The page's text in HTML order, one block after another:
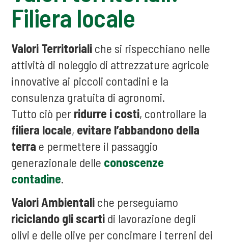
Filiera locale
Valori Territoriali che si rispecchiano nelle
attività di noleggio di attrezzature agricole
innovative ai piccoli contadini e la
consulenza gratuita di agronomi.
Tutto ciò per ridurre i costi, controllare la
filiera locale, evitare l’abbandono della
terra e permettere il passaggio
generazionale delle conoscenze
contadine.
Valori Ambientali che perseguiamo
riciclando gli scarti di lavorazione degli
olivi e delle olive per concimare i terreni dei